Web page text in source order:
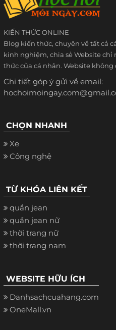
KIẾN THỨC ONLINE
Blog kiến thức, chuyên về tất cả
kinh nghiệm, chia sẻ Website
thức của cá nhân. Website
Chi tiết góp ý gửi về email:
CHỌN NHANH
Xe
Công nghệ
TỪ KHÓA LIÊN KẾT
quần jean
quần jean nữ
thời trang nữ
thời trang nam
WEBSITE HỮU ÍCH
Danhsachcuahang.com
OneMall.vn